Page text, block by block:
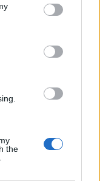
You may click to
party tags to
in below Google
the